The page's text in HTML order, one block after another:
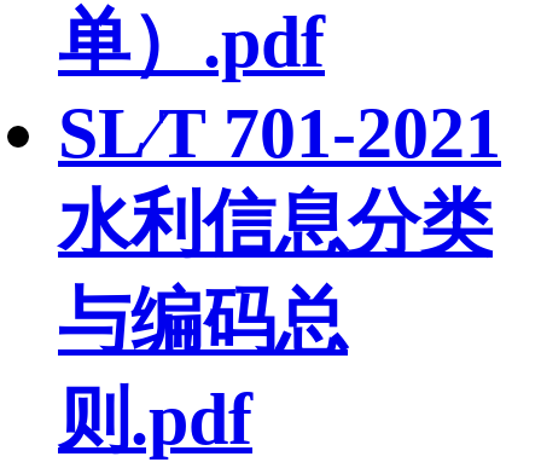
单）.pdf
SL∕T 701-2021
水利信息分类
与编码总
则.pdf